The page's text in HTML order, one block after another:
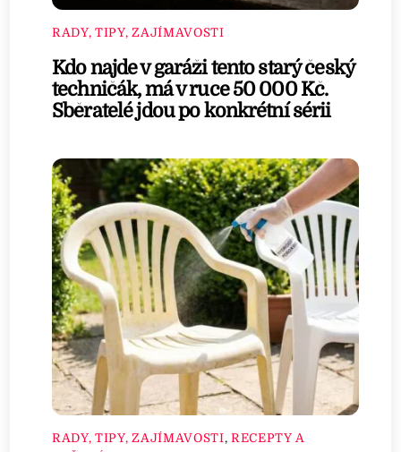
RADY, TIPY, ZAJÍMAVOSTI
Kdo najde v garáži tento starý český
techničák, má v ruce 50 000 Kč.
Sběratelé jdou po konkrétní sérii
RADY, TIPY, ZAJÍMAVOSTI, RECEPTY A